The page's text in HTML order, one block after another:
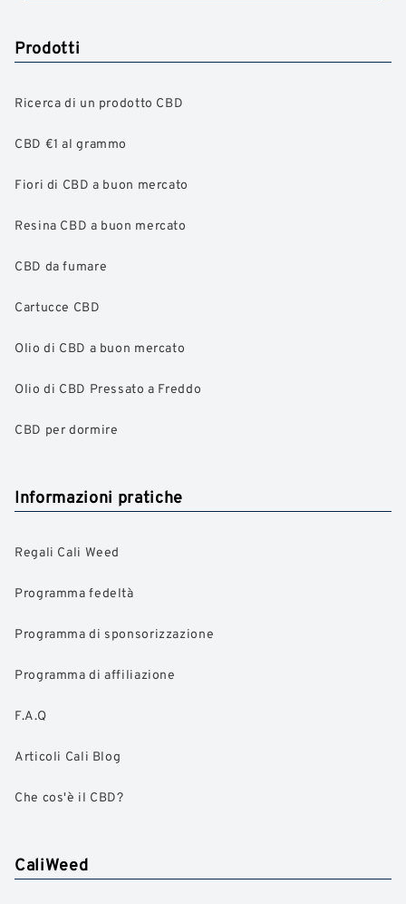
Prodotti
Ricerca di un prodotto CBD
CBD €1 al grammo
Fiori di CBD a buon mercato
Resina CBD a buon mercato
CBD da fumare
Cartucce CBD
Olio di CBD a buon mercato
Olio di CBD Pressato a Freddo
CBD per dormire
Informazioni pratiche
Regali Cali Weed
Programma fedeltà
Programma di sponsorizzazione
Programma di affiliazione
F.A.Q
Articoli Cali Blog
Che cos'è il CBD?
CaliWeed